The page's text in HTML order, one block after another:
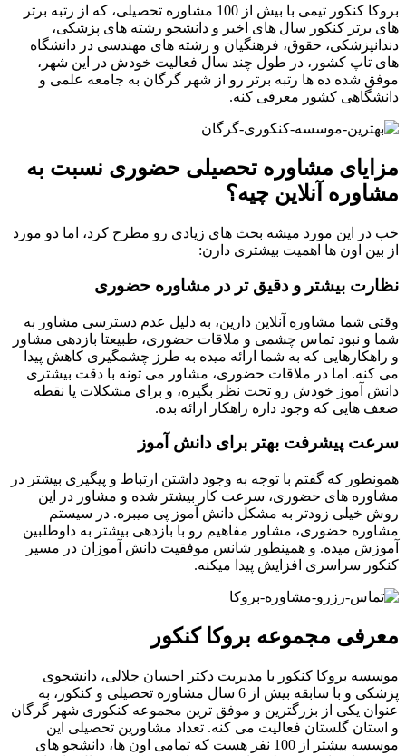
بروکا کنکور تیمی با بیش از 100 مشاوره تحصیلی، که از رتبه برتر
های برتر کنکور سال های اخیر و دانشجو رشته های پزشکی،
دندانپزشکی، حقوق، فرهنگیان و رشته های مهندسی در دانشگاه
های تاپ کشور، در طول چند سال فعالیت خودش در این شهر،
موفق شده ده ها رتبه برتر رو از شهر گرگان به جامعه علمی و
دانشگاهی کشور معرفی کنه.
مزایای مشاوره تحصیلی حضوری نسبت به
مشاوره آنلاین چیه؟
خب در این مورد میشه بحث های زیادی رو مطرح کرد، اما دو مورد
از بین اون ها اهمیت بیشتری دارن:
نظارت بیشتر و دقیق تر در مشاوره حضوری
وقتی شما مشاوره آنلاین دارین، به دلیل عدم دسترسی مشاور به
شما و نبود تماس چشمی و ملاقات حضوری، طبیعتا بازدهی مشاور
و راهکار­هایی که به شما ارائه میده به طرز چشمگیری کاهش پیدا
می کنه. اما در ملاقات حضوری، مشاور می تونه با دقت بیشتری
دانش آموز خودش رو تحت نظر بگیره، و برای مشکلات یا نقطه
ضعف هایی که وجود داره راهکار ارائه بده.
سرعت پیشرفت بهتر برای دانش آموز
همونطور که گفتم با توجه به وجود داشتن ارتباط و پیگیری بیشتر در
مشاوره های حضوری، سرعت کار بیشتر شده و مشاور در این
روش خیلی زودتر به مشکل دانش آموز پی میبره. در سیستم
مشاوره حضوری، مشاور مفاهیم رو با بازدهی بیشتر به داوطلبین
آموزش میده. و همینطور شانس موفقیت دانش آموزان در مسیر
کنکور سراسری افزایش پیدا میکنه.
معرفی مجموعه بروکا کنکور
موسسه بروکا کنکور با مدیریت دکتر احسان جلالی، دانشجوی
پزشکی و با سابقه بیش از 6 سال مشاوره تحصیلی و کنکور، به
عنوان یکی از بزرگترین و موفق ترین مجموعه کنکوری شهر گرگان
و استان گلستان فعالیت می کنه. تعداد مشاورین تحصیلی این
موسسه بیشتر از 100 نفر هست که تمامی اون ها، دانشجو های